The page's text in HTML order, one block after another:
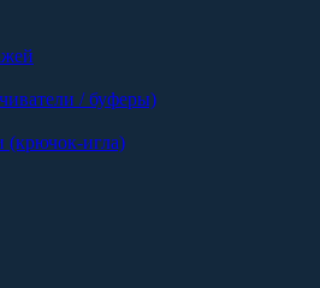
/ буферы)
(крючок-игла)